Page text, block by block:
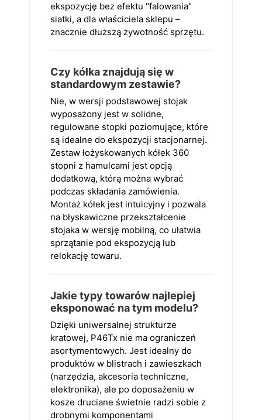
ekspozycję bez efektu "falowania"
siatki, a dla właściciela sklepu –
znacznie dłuższą żywotność sprzętu.
Czy kółka znajdują się w
standardowym zestawie?
Nie, w wersji podstawowej stojak
wyposażony jest w solidne,
regulowane stopki poziomujące, które
są idealne do ekspozycji stacjonarnej.
Zestaw łożyskowanych kółek 360
stopni z hamulcami jest opcją
dodatkową, którą można wybrać
podczas składania zamówienia.
Montaż kółek jest intuicyjny i pozwala
na błyskawiczne przekształcenie
stojaka w wersję mobilną, co ułatwia
sprzątanie pod ekspozycją lub
relokację towaru.
Jakie typy towarów najlepiej
eksponować na tym modelu?
Dzięki uniwersalnej strukturze
kratowej, P46Tx nie ma ograniczeń
asortymentowych. Jest idealny do
produktów w blistrach i zawieszkach
(narzędzia, akcesoria techniczne,
elektronika), ale po doposażeniu w
kosze druciane świetnie radzi sobie z
drobnymi komponentami